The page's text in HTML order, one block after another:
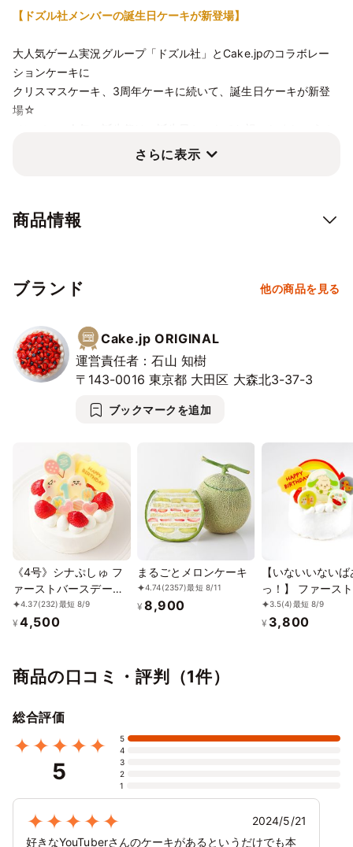
【ドズル社メンバーの誕生日ケーキが新登場】
大人気ゲーム実況グループ「ドズル社」とCake.jpのコラボレー
ションケーキに
クリスマスケーキ、3周年ケーキに続いて、誕生日ケーキが新登
場☆
濃厚な生クリームとふわふわのスポンジで仕上げたショートケー
誕生祭グッズと一緒にアフターバースデーをお祝いしよう！
延長期間：5月10日(水)00:00～6月10日(木)23:59
お届け可能期間：5月23日(木)～
■誕生祭に間に合うお届けは、こちらの期間の注文が対象です。
お届け可能期間：5月18日(土)～5月22日(水)
第2弾、第3弾、第4弾、第5弾もお楽しみ♪
「ドズル社」の商品一覧はこちらから！
さらに表示
商品情報
ブランド 他の商品を見る
Cake.jp ORIGINAL
運営責任者：石山 知樹
〒143-0016 東京都 大田区 大森北3-37-3
ブックマークを追加
《4号》シナぷしゅ フ
ァーストバースデーケ
ーキ【※アレルギー非対
応：原材料の一部に、
4.37(232)最短 8/9
¥ 4,500
まるごとメロンケーキ
4.74(2357)最短 8/11
¥ 8,900
【いないいないば
っ！】 ファース
スデーケーキ≪3
3.5(4)最短 8/9
¥ 3,800
商品の口コミ・評判（1件）
総合評価
5
5
4
3
2
1
2024/5/21
好きなYouTuberさんのケーキがあるというだけでも本